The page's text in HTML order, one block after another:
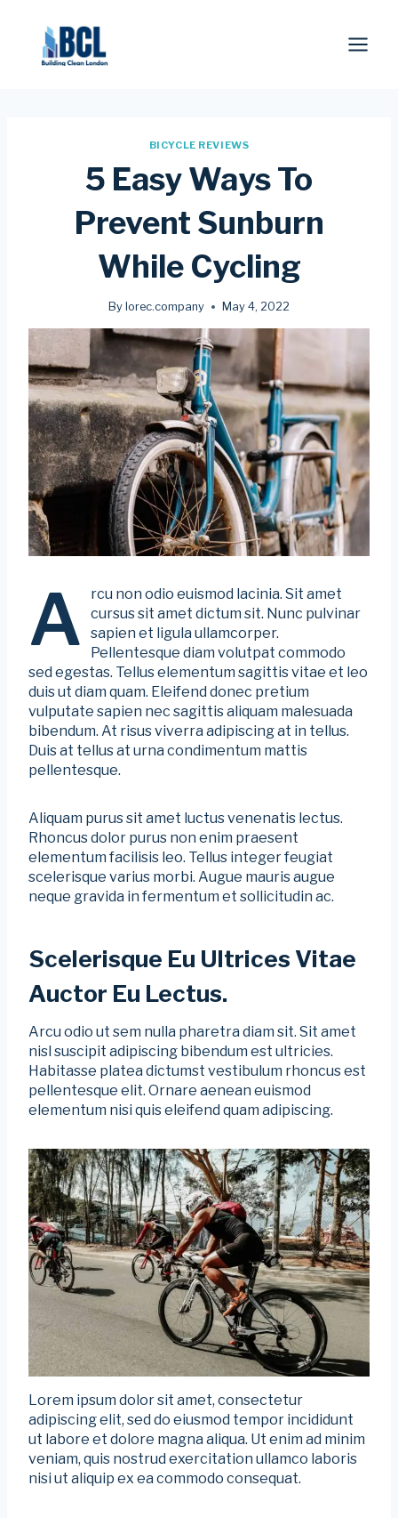
content
BICYCLE REVIEWS
5 Easy Ways To
Prevent Sunburn
While Cycling
By lorec.company May 4, 2022
A
rcu non odio euismod lacinia. Sit amet
cursus sit amet dictum sit. Nunc pulvinar
sapien et ligula ullamcorper.
Pellentesque diam volutpat commodo
sed egestas. Tellus elementum sagittis vitae et leo
duis ut diam quam. Eleifend donec pretium
vulputate sapien nec sagittis aliquam malesuada
bibendum. At risus viverra adipiscing at in tellus.
Duis at tellus at urna condimentum mattis
pellentesque.
Aliquam purus sit amet luctus venenatis lectus.
Rhoncus dolor purus non enim praesent
elementum facilisis leo. Tellus integer feugiat
scelerisque varius morbi. Augue mauris augue
neque gravida in fermentum et sollicitudin ac.
Scelerisque Eu Ultrices Vitae
Auctor Eu Lectus.
Arcu odio ut sem nulla pharetra diam sit. Sit amet
nisl suscipit adipiscing bibendum est ultricies.
Habitasse platea dictumst vestibulum rhoncus est
pellentesque elit. Ornare aenean euismod
elementum nisi quis eleifend quam adipiscing.
Lorem ipsum dolor sit amet, consectetur
adipiscing elit, sed do eiusmod tempor incididunt
ut labore et dolore magna aliqua. Ut enim ad minim
veniam, quis nostrud exercitation ullamco laboris
nisi ut aliquip ex ea commodo consequat.